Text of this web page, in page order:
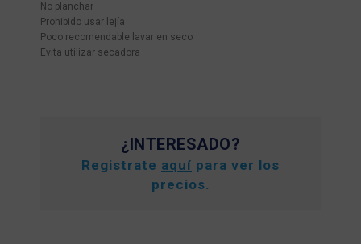
No planchar
Prohibido usar lejía
Poco recomendable lavar en seco
Evita utilizar secadora
¿INTERESADO?
Registrate aquí para ver los
precios.